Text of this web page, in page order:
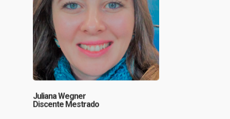
Juliana Wegner
Discente Mestrado